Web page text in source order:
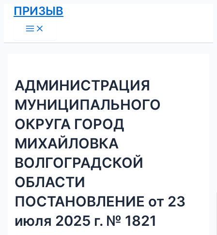
Перейти
содержимому
ПРИЗЫВ
Menu
АДМИНИСТРАЦИЯ
МУНИЦИПАЛЬНОГО
ОКРУГА ГОРОД
МИХАЙЛОВКА
ВОЛГОГРАДСКОЙ
ОБЛАСТИ
ПОСТАНОВЛЕНИЕ от 23
июля 2025 г. № 1821
Навигация
по
записям